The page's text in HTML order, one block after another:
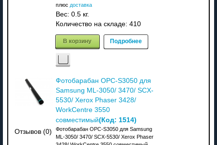
плюс доставка
Вес: 0.5 кг.
Количество на складе: 410
В корзину Подробнее
Отзывов (0)
Фотобарабан OPC-S3050 для
Samsung ML-3050/ 3470/ SCX-
5530/ Xerox Phaser 3428/
WorkCentre 3550
совместимый(Код: 1514)
Фотобарабан OPC-S3050 для Samsung
ML-3050/ 3470/ SCX-5530/ Xerox Phaser